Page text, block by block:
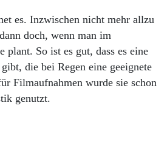
es. Inzwischen nicht mehr allzu
doch, wenn man im
plant. So ist es gut, dass es eine
die bei Regen eine geeignete
Filmaufnahmen wurde sie schon
genutzt.